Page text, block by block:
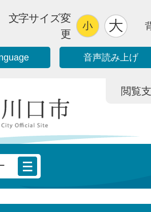
文字サイズ変
更
音声読み上げ
閲覧